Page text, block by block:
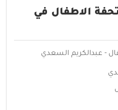
الاطفال في
- عبدالكريم السعدي